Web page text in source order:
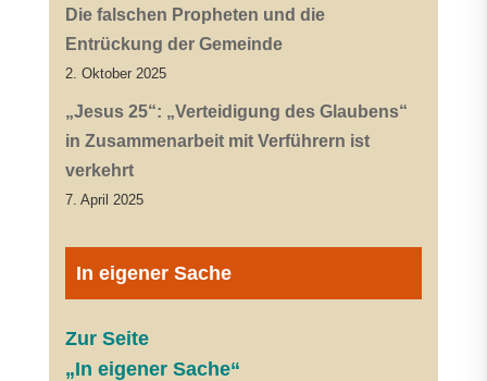
Die falschen Propheten und die
Entrückung der Gemeinde
2. Oktober 2025
„Jesus 25“: „Verteidigung des Glaubens“
in Zusammenarbeit mit Verführern ist
verkehrt
7. April 2025
In eigener Sache
Zur Seite
„In eigener Sache“